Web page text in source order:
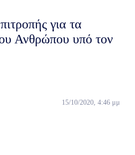
για τα
Ανθρώπου υπό τον
15/10/2020, 4:46 μμ